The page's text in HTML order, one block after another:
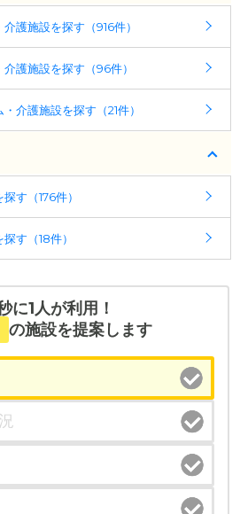
細な料金プランをご確認頂けま
。
の特徴
721
19：00
施設情報を掲載
ら、条件にあった施設を選ぶ
」「麻雀」が楽しめる施設、
、「看取り可」の施設など、
設を探すこともできます。
護施設を探す（916件）
護施設を探す（96件）
介護施設を探す（21件）
す（176件）
す（18件）
に1人が利用！
の施設を提案します